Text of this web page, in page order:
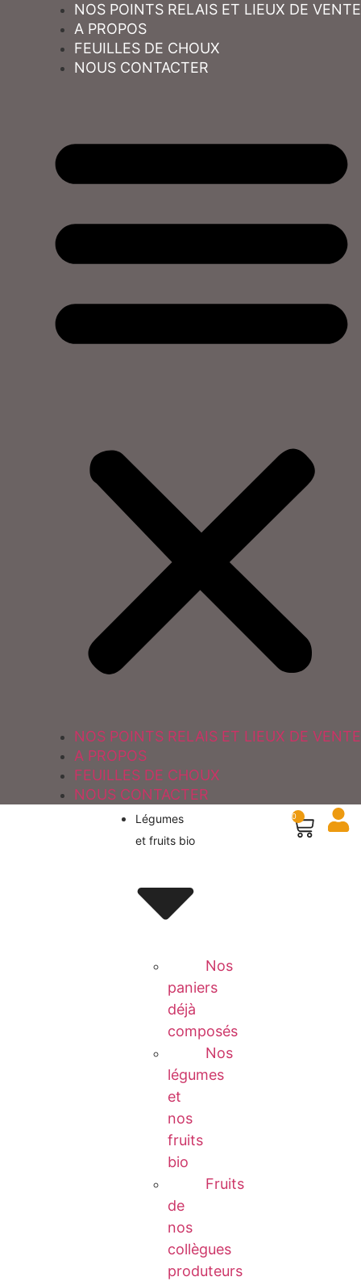
NOS POINTS RELAIS ET LIEUX DE VENTE
A PROPOS
FEUILLES DE CHOUX
NOUS CONTACTER
NOS POINTS RELAIS ET LIEUX DE VENTE
A PROPOS
FEUILLES DE CHOUX
NOUS CONTACTER
Légumes
et fruits bio
Nos
paniers
déjà
composés
Nos
légumes
et
nos
fruits
bio
Fruits
de
nos
collègues
produteurs
0